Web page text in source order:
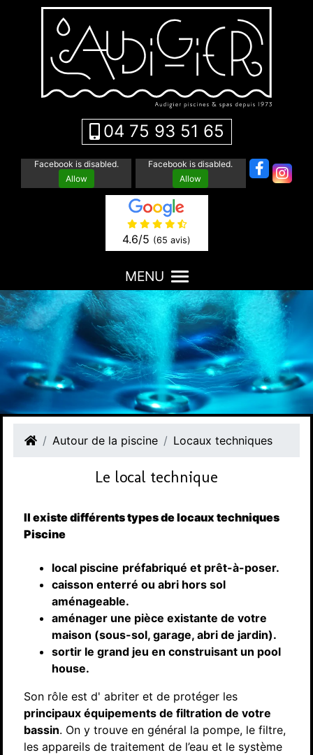
04 75 93 51 65
Facebook is disabled.
Allow
Facebook is disabled.
Allow
4.6/5 (65 avis)
MENU
Autour de la piscine Locaux techniques
Le local technique
Il existe différents types de locaux techniques
Piscine
local piscine préfabriqué et prêt-à-poser.
caisson enterré ou abri hors sol
aménageable.
aménager une pièce existante de votre
maison (sous-sol, garage, abri de jardin).
sortir le grand jeu en construisant un pool
house.
Son rôle est d' abriter et de protéger les
principaux équipements de filtration de votre
bassin. On y trouve en général la pompe, le filtre,
les appareils de traitement de l’eau et le système